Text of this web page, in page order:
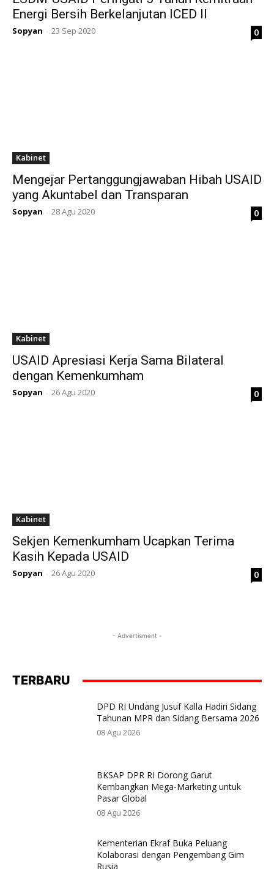
Energi Bersih Berkelanjutan ICED II
Sopyan - 23 Sep 2020 0
Kabinet
Mengejar Pertanggungjawaban Hibah USAID
yang Akuntabel dan Transparan
Sopyan - 28 Agu 2020 0
Kabinet
USAID Apresiasi Kerja Sama Bilateral
dengan Kemenkumham
Sopyan - 26 Agu 2020 0
Kabinet
Sekjen Kemenkumham Ucapkan Terima
Kasih Kepada USAID
Sopyan - 26 Agu 2020 0
- Advertisment -
TERBARU
DPD RI Undang Jusuf Kalla Hadiri Sidang
Tahunan MPR dan Sidang Bersama 2026
08 Agu 2026
BKSAP DPR RI Dorong Garut
Kembangkan Mega-Marketing untuk
Pasar Global
08 Agu 2026
Kementerian Ekraf Buka Peluang
Kolaborasi dengan Pengembang Gim
Rusia